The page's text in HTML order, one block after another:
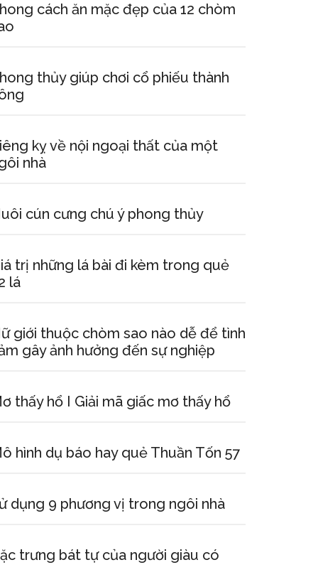
cách ăn mặc đẹp của 12 chòm
thủy giúp chơi cổ phiếu thành
kỵ về nội ngoại thất của một
nhà
cún cưng chú ý phong thủy
trị những lá bài đi kèm trong quẻ
lá
giới thuộc chòm sao nào dễ để tình
gây ảnh hưởng đến sự nghiệp
thấy hổ I Giải mã giấc mơ thấy hổ
hình dụ báo hay quẻ Thuần Tốn 57
dụng 9 phương vị trong ngôi nhà
trưng bát tự của người giàu có